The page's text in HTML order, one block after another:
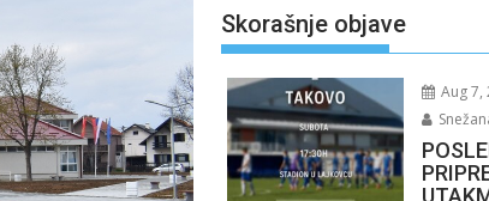
Skorašnje objave
Aug 7,